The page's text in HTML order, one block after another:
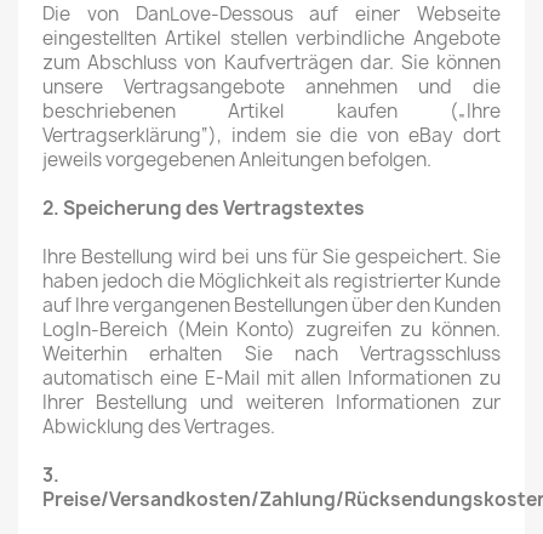
Die von DanLove-Dessous auf einer Webseite
eingestellten Artikel stellen verbindliche Angebote
zum Abschluss von Kaufverträgen dar. Sie können
unsere Vertragsangebote annehmen und die
beschriebenen Artikel kaufen („Ihre
Vertragserklärung“), indem sie die von eBay dort
jeweils vorgegebenen Anleitungen befolgen.
2. Speicherung des Vertragstextes
Ihre Bestellung wird bei uns für Sie gespeichert. Sie
haben jedoch die Möglichkeit als registrierter Kunde
auf Ihre vergangenen Bestellungen über den Kunden
LogIn-Bereich (Mein Konto) zugreifen zu können.
Weiterhin erhalten Sie nach Vertragsschluss
automatisch eine E-Mail mit allen Informationen zu
Ihrer Bestellung und weiteren Informationen zur
Abwicklung des Vertrages.
3.
Preise/Versandkosten/Zahlung/